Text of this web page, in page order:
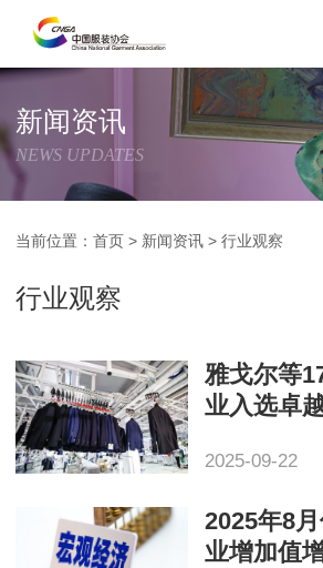
新闻资讯
NEWS UPDATES
当前位置：首页 > 新闻资讯 >行业观察
行业观察
雅戈尔等
业入选卓
2025-09-22
2025年8
业增加值